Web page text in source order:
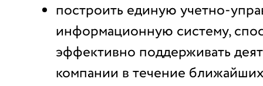
построить единую учетно-
информационную систему,
эффективно поддерживать
компании в течение